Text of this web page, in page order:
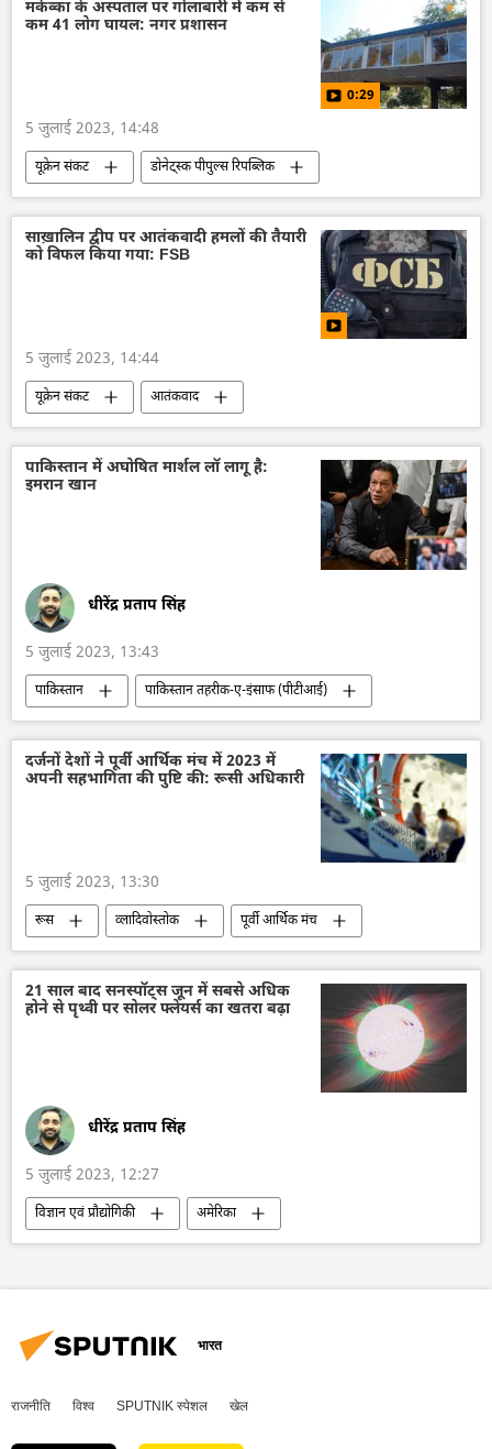
मकेव्का के अस्पताल पर गोलाबारी में कम से
कम 41 लोग घायल: नगर प्रशासन
0:29
5 जुलाई 2023, 14:48
यूक्रेन संकट
डोनेट्स्क पीपुल्स रिपब्लिक
यूक्रेन
यूक्रेन सशस्त्र बल
यूक्रेन का जवाबी हमला
यूक्रेन की सुरक्षा सेवा (SBU)
साख़ालिन द्वीप पर आतंकवादी हमलों की तैयारी
को विफल किया गया: FSB
5 जुलाई 2023, 14:44
यूक्रेन संकट
आतंकवाद
रूसी संघीय सुरक्षा सेवा (एफएसबी)
यूक्रेन
रूस
रक्षा मंत्रालय (MoD)
यूक्रेन की सुरक्षा सेवा (SBU)
रूस की राष्ट्रीय आतंकवाद विरोधी समिति
आतंकवाद विरोधी कानून
पाकिस्तान में अघोषित मार्शल लॉ लागू है:
इमरान खान
धीरेंद्र प्रताप सिंह
5 जुलाई 2023, 13:43
पाकिस्तान
पाकिस्तान तहरीक-ए-इंसाफ (पीटीआई)
इमरान ख़ान
इमरान खान की गिरफ्तारी
विश्व
तोशाखाना मामला
उच्च न्यायालय
न्यायालय
इस्लामाबाद
दर्जनों देशों ने पूर्वी आर्थिक मंच में 2023 में
अपनी सहभागिता की पुष्टि की: रूसी अधिकारी
5 जुलाई 2023, 13:30
रूस व्लादिवोस्तोक
पूर्वी आर्थिक मंच
आर्थिक मंच
सुदूर पूर्व
अर्थव्यवस्था
वैश्विक खाद्य संकट
आर्थिक संकट
तेल
रुपया-रूबल व्यापार
21 साल बाद सनस्पॉट्स जून में सबसे अधिक
होने से पृथ्वी पर सोलर फ्लेयर्स का खतरा बढ़ा
धीरेंद्र प्रताप सिंह
5 जुलाई 2023, 12:27
विज्ञान एवं प्रौद्योगिकी
अमेरिका
विज्ञान एवं प्रौद्योगिकी
अंतरिक्ष
भारत
राजनीति विश्व SPUTNIK स्पेशल खेल